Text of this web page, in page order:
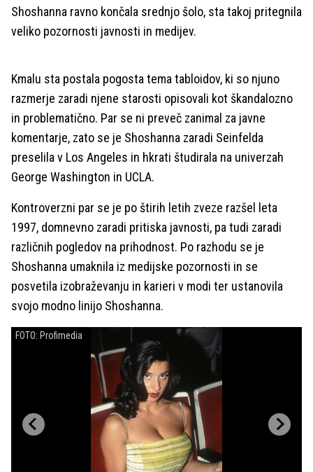
Shoshanna ravno končala srednjo šolo, sta takoj pritegnila
veliko pozornosti javnosti in medijev.
Kmalu sta postala pogosta tema tabloidov, ki so njuno
razmerje zaradi njene starosti opisovali kot škandalozno
in problematično. Par se ni preveč zanimal za javne
komentarje, zato se je Shoshanna zaradi Seinfelda
preselila v Los Angeles in hkrati študirala na univerzah
George Washington in UCLA.
Kontroverzni par se je po štirih letih zveze razšel leta
1997, domnevno zaradi pritiska javnosti, pa tudi zaradi
različnih pogledov na prihodnost. Po razhodu se je
Shoshanna umaknila iz medijske pozornosti in se
posvetila izobraževanju in karieri v modi ter ustanovila
svojo modno linijo Shoshanna.
FOTO: Profimedia